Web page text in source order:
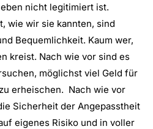
nicht legitimiert ist.
wie wir sie kannten, sind
Bequemlichkeit. Kaum wer,
kreist. Nach wie vor sind es
möglichst viel Geld für
erheischen. Nach wie vor
Sicherheit der Angepasstheit
eigenes Risiko und in voller